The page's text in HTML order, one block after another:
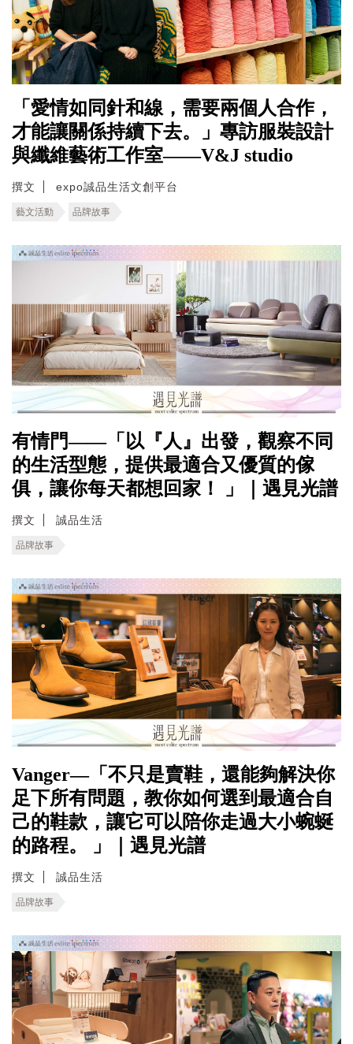
「愛情如同針和線，需要兩個人合作，
才能讓關係持續下去。」專訪服裝設計
與纖維藝術工作室——V&J studio
撰文 expo誠品生活文創平台
藝文活動 品牌故事
有情門——「以『人』出發，觀察不同
的生活型態，提供最適合又優質的傢
俱，讓你每天都想回家！ 」｜遇見光譜
撰文 誠品生活
品牌故事
Vanger—「不只是賣鞋，還能夠解決你
足下所有問題，教你如何選到最適合自
己的鞋款，讓它可以陪你走過大小蜿蜒
的路程。 」｜遇見光譜
撰文 誠品生活
品牌故事